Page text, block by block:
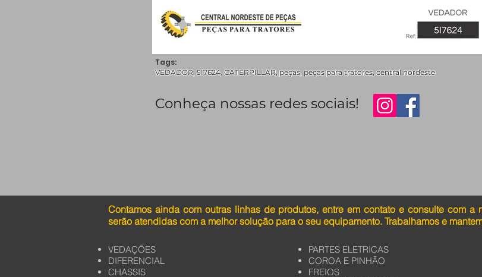
VEDADOR, 5I7624, CATERPILLAR, peças, peças para tratores, central nordeste
Conheça nossas redes sociais!
Tags:
Contamos ainda com outras linhas de produtos, entre em contato e consulte com
serão atendidas com a melhor solução para o seu equipamento. Trabalhamos e
VEDAÇÕES
DIFERENCIAL
CHASSIS
PARTES ELETRICAS
COROA E PINHÃO
FREIOS